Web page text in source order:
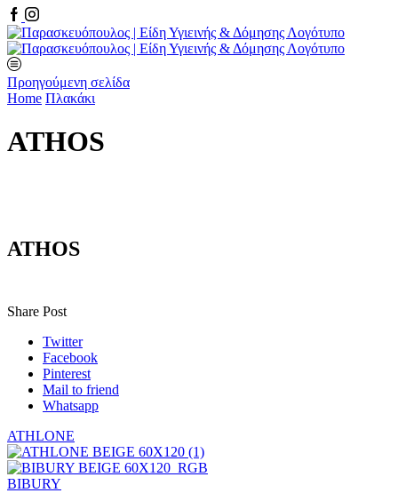
Facebook
Instagram
Προηγούμενη σελίδα
Home Πλακάκι
ATHOS
ATHOS
Share Post
Twitter
Facebook
Pinterest
Mail to friend
Whatsapp
ATHLONE
BIBURY